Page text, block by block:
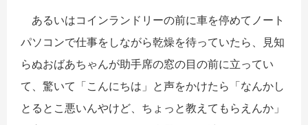
あるいはコインランドリーの前に車を停めてノート
パソコンで仕事をしながら乾燥を待っていたら、見知
らぬおばあちゃんが助手席の窓の目の前に立ってい
て、驚いて「こんにちは」と声をかけたら「なんかし
とるとこ悪いんやけど、ちょっと教えてもらえんか」